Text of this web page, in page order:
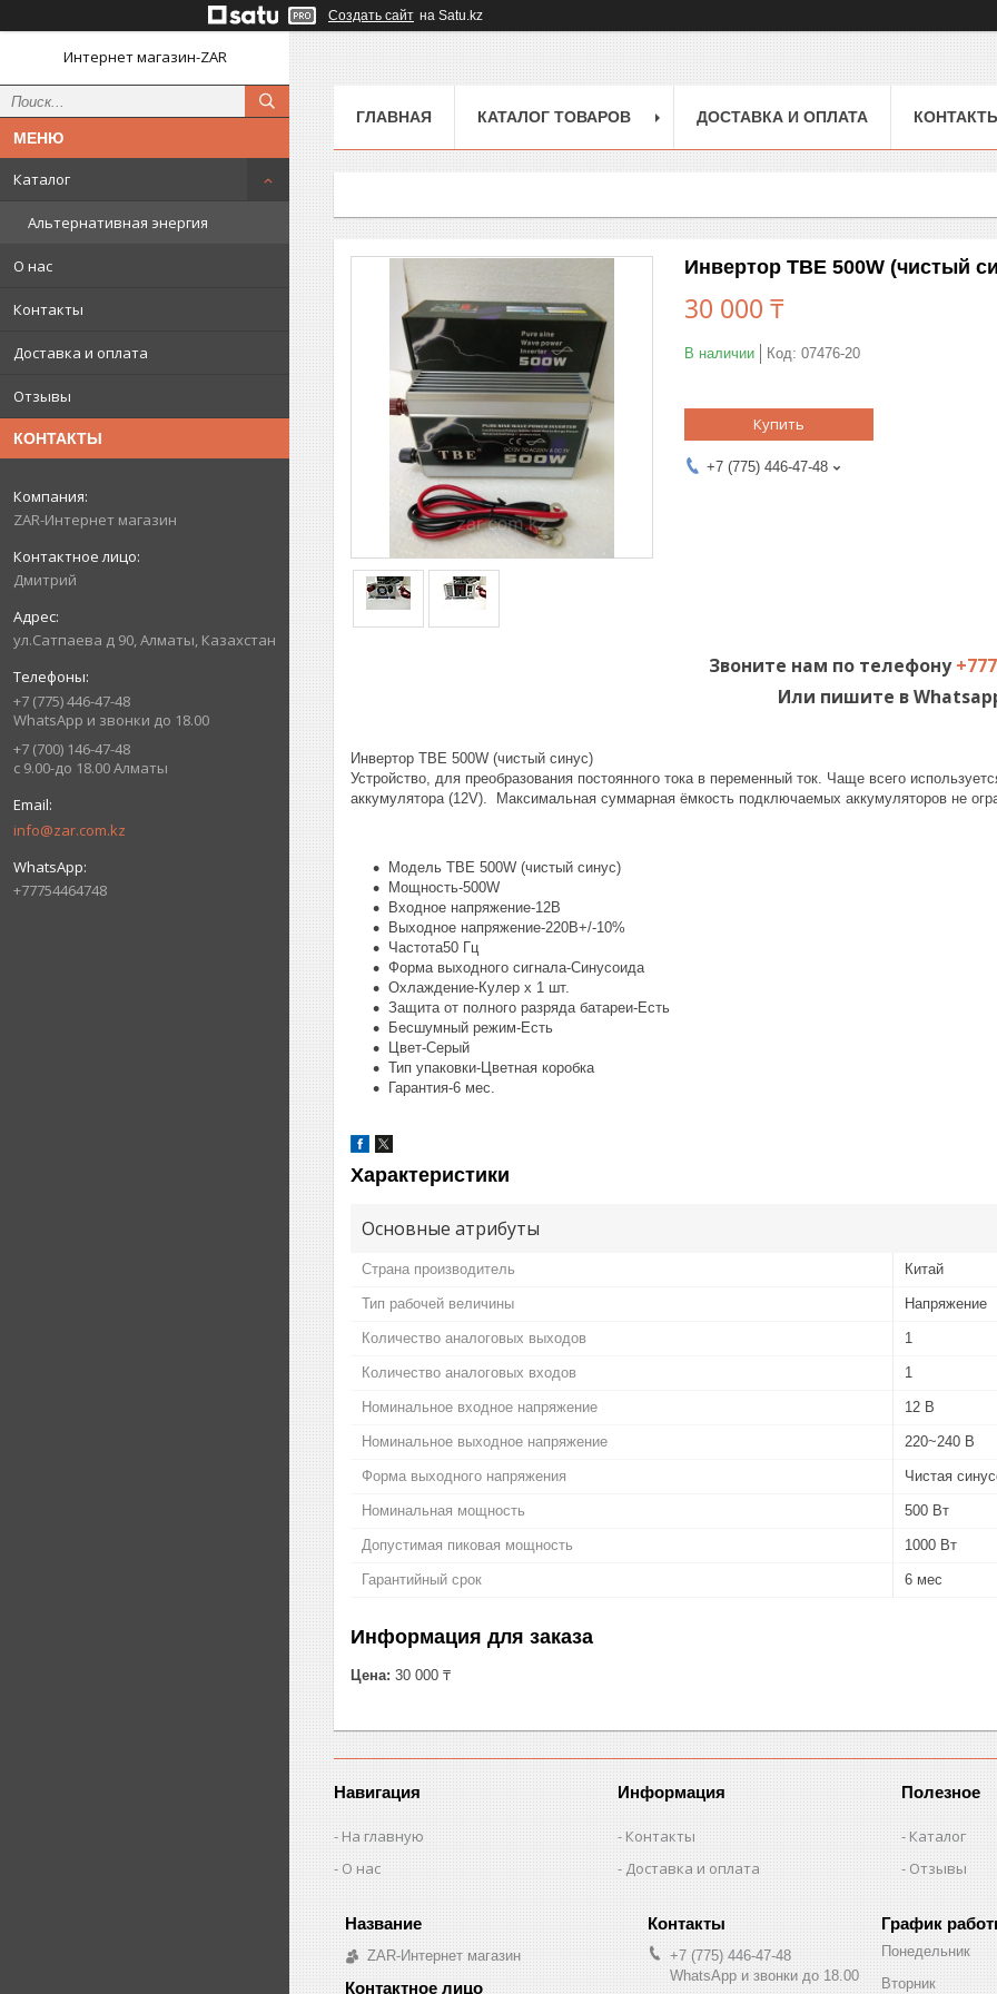
Создать сайт на Satu.kz
Интернет магазин-ZAR
Каталог
Альтернативная энергия
О нас
Контакты
Доставка и оплата
Отзывы
КОНТАКТЫ
ZAR-Интернет магазин
Дмитрий
ул.Сатпаева д 90, Алматы, Казахстан
+7 (775) 446-47-48
WhatsApp и звонки до 18.00
+7 (700) 146-47-48
с 9.00-до 18.00 Алматы
info@zar.com.kz
+77754464748
ГЛАВНАЯ КАТАЛОГ ТОВАРОВ ДОСТАВКА И ОПЛАТА
Инвертор TBE 500W (чистый
30 000 ₸
В наличии Код: 07476-20
Купить
+7 (775) 446-47-48
Звоните нам по телефону
Или пишите в
Инвертор TBE 500W (чистый синус)
Устройство, для преобразования постоянного тока в переменный ток. Чаще всего
аккумулятора (12V). Максимальная суммарная ёмкость подключаемых аккумуляторов не
Модель TBE 500W (чистый синус)
Мощность-500W
Входное напряжение-12В
Выходное напряжение-220В+/-10%
Частота50 Гц
Форма выходного сигнала-Синусоида
Охлаждение-Кулер x 1 шт.
Защита от полного разряда батареи-Есть
Бесшумный режим-Есть
Цвет-Серый
Тип упаковки-Цветная коробка
Гарантия-6 мес.
Характеристики
Основные атрибуты
Страна производитель Китай
Тип рабочей величины Напряжение
Количество аналоговых выходов 1
Количество аналоговых входов 1
Номинальное входное напряжение 12 В
Номинальное выходное напряжение 220~240 В
Форма выходного напряжения Чистая
Номинальная мощность 500 Вт
Допустимая пиковая мощность 1000 Вт
Гарантийный срок 6 мес
Информация для заказа
Цена: 30 000 ₸
Навигация
На главную
О нас
Информация
Контакты
Доставка и оплата
Полезное
Каталог
Отзывы
ZAR-Интернет магазин
+7 (775) 446-47-48
WhatsApp и звонки до 18.00
График
Понедельник
Вторник